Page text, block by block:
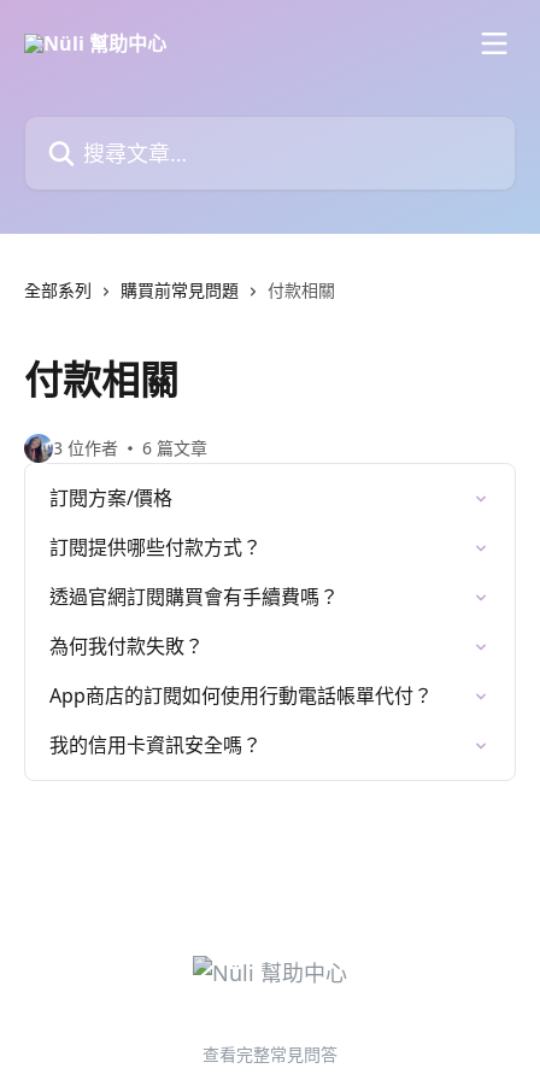
全部系列 購買前常見問題 付款相關
付款相關
3 位作者 6 篇文章
訂閱方案/價格
訂閱提供哪些付款方式？
透過官網訂閱購買會有手續費嗎？
為何我付款失敗？
App商店的訂閱如何使用行動電話帳單代付？
我的信用卡資訊安全嗎？
查看完整常見問答